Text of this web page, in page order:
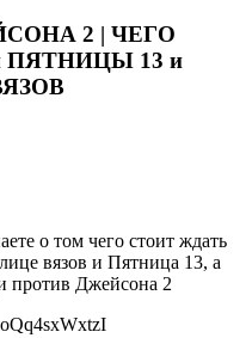
2 | ЧЕГО
ПЯТНИЦЫ 13 и
о том чего стоит ждать
вязов и Пятница 13, а
против Джейсона 2